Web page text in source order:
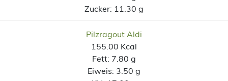
Zucker: 11.30 g
Pilzragout Aldi
155.00 Kcal
Fett: 7.80 g
Eiweis: 3.50 g